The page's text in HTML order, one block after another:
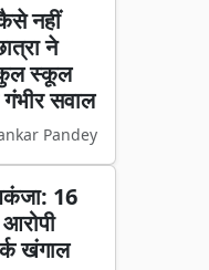
नहीं
ने
स्कूल
सवाल
Pandey
16
खंगाल